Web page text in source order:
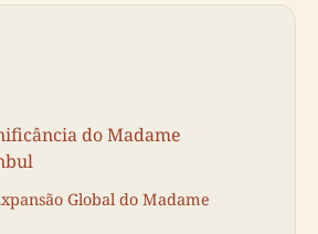
do Madame
Global do Madame